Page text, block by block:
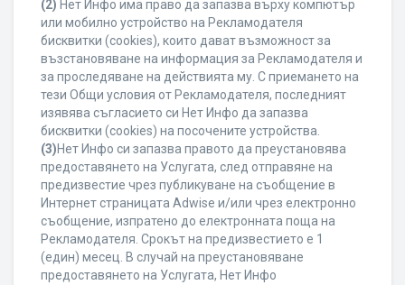
(2) Нет Инфо има право да запазва върху компютър
или мобилно устройство на Рекламодателя
бисквитки (cookies), които дават възможност за
възстановяване на информация за Рекламодателя и
за проследяване на действията му. С приемането на
тези Общи условия от Рекламодателя, последният
изявява съгласието си Нет Инфо да запазва
бисквитки (cookies) на посочените устройства.
(3)Нет Инфо си запазва правото да преустановява
предоставянето на Услугата, след отправяне на
предизвестие чрез публикуване на съобщение в
Интернет страницата Adwise и/или чрез електронно
съобщение, изпратено до електронната поща на
Рекламодателя. Срокът на предизвестието е 1
(един) месец. В случай на преустановяване
предоставянето на Услугата, Нет Инфо